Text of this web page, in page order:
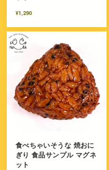
¥1,290
食べちゃいそうな 焼おに
ぎり 食品サンプル マグネ
ット